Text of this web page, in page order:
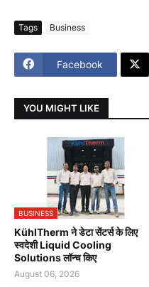
Tags Business
Facebook
YOU MIGHT LIKE
BUSINESS
KühlTherm ने डेटा सेंटर्स के लिए
स्वदेशी Liquid Cooling
Solutions लॉन्च किए
August 06, 2026